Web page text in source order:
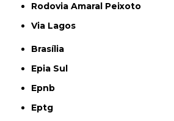
Rodovia Amaral Peixoto
Via Lagos
Brasília
Epia Sul
Epnb
Eptg